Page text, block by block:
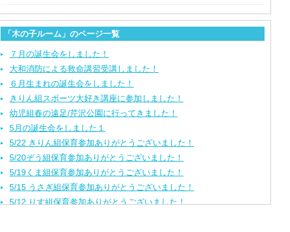
「木の子ルーム」のページ一覧
７月の誕生会をしました！
大和消防による救命講習受講しました！
６月生まれの誕生会をしました！
きりん組スポーツ大好き講座に参加しました！
幼児組春の遠足/芹沢公園に行ってきました！
5月の誕生会をしました１
5/22 きりん組保育参加ありがとうございました！
5/20ぞう組保育参加ありがとうございました！
5/19くま組保育参加ありがとうございました！
5/15 うさぎ組保育参加ありがとうございました！
5/12 りす組保育参加ありがとうございました！